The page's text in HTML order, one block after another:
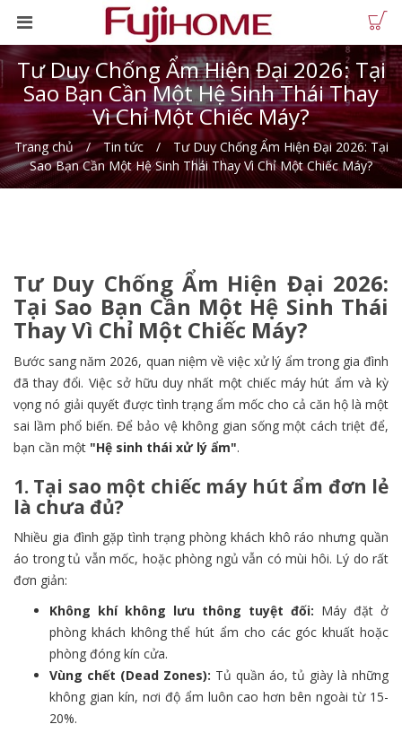
Tư Duy Chống Ẩm Hiện Đại 2026: Tại
Sao Bạn Cần Một Hệ Sinh Thái Thay
Vì Chỉ Một Chiếc Máy?
Trang chủ Tin tức
Tư Duy Chống Ẩm Hiện Đại 2026: Tại
Sao Bạn Cần Một Hệ Sinh Thái Thay Vì Chỉ Một Chiếc Máy?
Tư Duy Chống Ẩm Hiện Đại 2026:
Tại Sao Bạn Cần Một Hệ Sinh Thái
Thay Vì Chỉ Một Chiếc Máy?
Bước sang năm 2026, quan niệm về việc xử lý ẩm trong gia đình
đã thay đổi. Việc sở hữu duy nhất một chiếc máy hút ẩm và kỳ
vọng nó giải quyết được tình trạng ẩm mốc cho cả căn hộ là một
sai lầm phổ biến. Để bảo vệ không gian sống một cách triệt để,
bạn cần một "Hệ sinh thái xử lý ẩm".
1. Tại sao một chiếc máy hút ẩm đơn lẻ
là chưa đủ?
Nhiều gia đình gặp tình trạng phòng khách khô ráo nhưng quần
áo trong tủ vẫn mốc, hoặc phòng ngủ vẫn có mùi hôi. Lý do rất
đơn giản:
Không khí không lưu thông tuyệt đối: Máy đặt ở
phòng khách không thể hút ẩm cho các góc khuất hoặc
phòng đóng kín cửa.
Vùng chết (Dead Zones): Tủ quần áo, tủ giày là những
không gian kín, nơi độ ẩm luôn cao hơn bên ngoài từ 15-
20%.